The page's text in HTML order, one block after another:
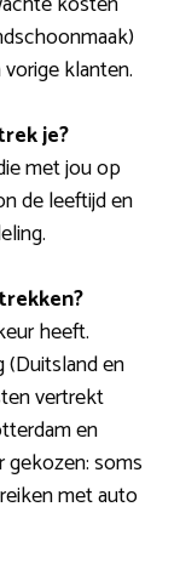
klanten.
je?
met jou op
de leeftijd en
heeft.
(Duitsland en
vertrekt
en
gekozen: soms
met auto